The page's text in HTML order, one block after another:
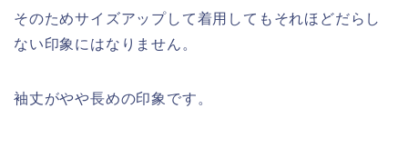
そのためサイズアップして着用してもそれほどだらし
ない印象にはなりません。
袖丈がやや長めの印象です。